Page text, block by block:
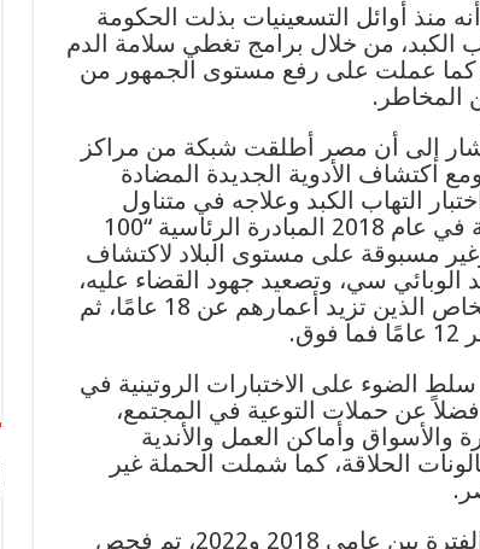
منذ أوائل التسعينيات بذلت الحكومة
الكبد، من خلال برامج تغطي سلامة الدم
كما عملت على رفع مستوى الجمهور من
المخاطر.
أشار إلى أن مصر أطلقت شبكة من مراكز
المتخصصة في عام 2006، ومع اكتشاف الأدوية الجديدة المضادة
عام 2014، أصبح اختبار التهاب الكبد وعلاجه في متناول
الجميع مجانًا، كما أطلقت الحكومة في عام 2018 المبادرة الرئاسية “100
مسبوقة على مستوى البلاد لاكتشاف
الوبائي سي، وتصعيد جهود القضاء عليه،
حيث استهدفت الحملة جميع الأشخاص الذين تزيد أعمارهم عن 18 عامًا، ثم
الضوء على الاختبارات الروتينية في
عن حملات التوعية في المجتمع،
والأسواق وأماكن العمل والأندية
الحلاقة، كما شملت الحملة غير
وتابع، أن التقرير أوضح، أنه خلال الفترة بين عامي 2018 و2022، تم فحص